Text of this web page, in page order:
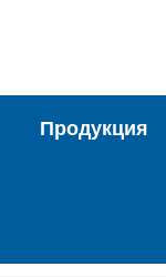
Продукция